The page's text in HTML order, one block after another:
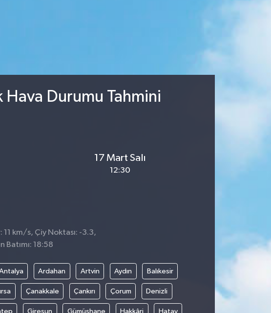
Hava Durumu Tahmini
17 Mart Salı
12:30
11 km/s, Çiy Noktası: -3.3,
Batımı: 18:58
Ardahan Artvin Aydın Balıkesir
Çanakkale Çankırı Çorum Denizli
Giresun Gümüşhane Hakkâri Hatay